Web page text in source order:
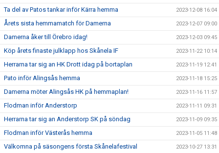
Ta del av Patos tankar inför Kärra hemma 2023-12-08 16:04
Årets sista hemmamatch för Damerna 2023-12-07 09:00
Damerna åker till Örebro idag! 2023-12-03 09:45
Köp årets finaste julklapp hos Skånela IF 2023-11-22 10:14
Herrarna tar sig an HK Drott idag på bortaplan 2023-11-19 12:41
Pato inför Alingsås hemma 2023-11-18 15:25
Damerna möter Alingsås HK på hemmaplan! 2023-11-16 11:57
Flodman inför Anderstorp 2023-11-11 09:31
Herrarna tar sig an Anderstorp SK på söndag 2023-11-09 09:35
Flodman inför Västerås hemma 2023-11-05 11:48
Välkomna på säsongens första Skånelafestival 2023-10-27 13:31